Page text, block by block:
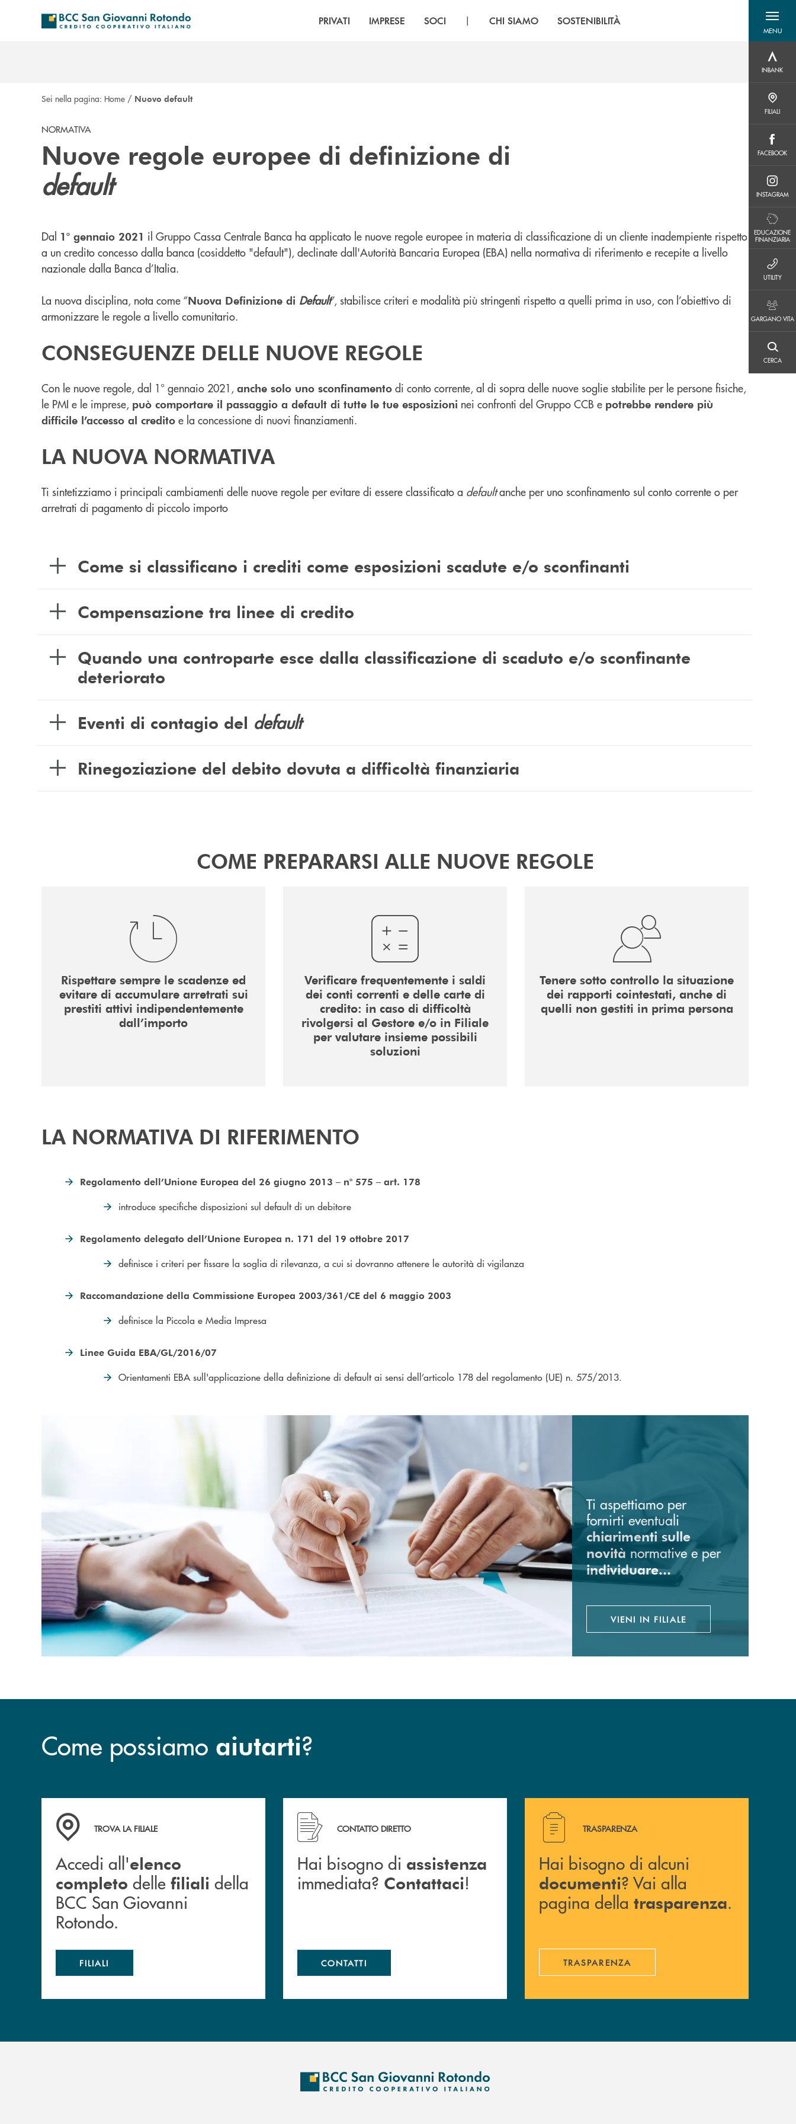
PRIVATI IMPRESE SOCI | CHI SIAMO SOSTENIBILITÀ
MENU
menu
INBANK
FILIALI
FACEBOOK
INSTAGRAM
EDUCAZIONE
FINANZIARIA
EDUCAZIONE FINANZIARIA
UTILITY
GARGANO VITA
CERCA
Sei nella pagina: Home / Nuovo default
NORMATIVA
Nuove regole europee di definizione di
default
Dal 1° gennaio 2021 il Gruppo Cassa Centrale Banca ha applicato le nuove regole europee in materia di classificazione di un cliente inadempiente rispetto
a un credito concesso dalla banca (cosiddetto "default"), declinate dall'Autorità Bancaria Europea (EBA) nella normativa di riferimento e recepite a livello
nazionale dalla Banca d’Italia.
La nuova disciplina, nota come “Nuova Definizione di Default”, stabilisce criteri e modalità più stringenti rispetto a quelli prima in uso, con l’obiettivo di
armonizzare le regole a livello comunitario.
CONSEGUENZE DELLE NUOVE REGOLE
Con le nuove regole, dal 1° gennaio 2021, anche solo uno sconfinamento di conto corrente, al di sopra delle nuove soglie stabilite per le persone fisiche,
le PMI e le imprese, può comportare il passaggio a default di tutte le tue esposizioni nei confronti del Gruppo CCB e potrebbe rendere più
difficile l’accesso al credito e la concessione di nuovi finanziamenti.
LA NUOVA NORMATIVA
Ti sintetizziamo i principali cambiamenti delle nuove regole per evitare di essere classificato a defaultanche per uno sconfinamento sul conto corrente o per
arretrati di pagamento di piccolo importo
Come si classificano i crediti come esposizioni scadute e/o sconfinanti
Compensazione tra linee di credito
Quando una controparte esce dalla classificazione di scaduto e/o sconfinante
deteriorato
Eventi di contagio del default
Rinegoziazione del debito dovuta a difficoltà finanziaria
COME PREPARARSI ALLE NUOVE REGOLE
Rispettare sempre le scadenze ed
evitare di accumulare arretrati sui
prestiti attivi indipendentemente
dall’importo
Verificare frequentemente i saldi
dei conti correnti e delle carte di
credito: in caso di difficoltà
rivolgersi al Gestore e/o in Filiale
per valutare insieme possibili
soluzioni
Tenere sotto controllo la situazione
dei rapporti cointestati, anche di
quelli non gestiti in prima persona
LA NORMATIVA DI RIFERIMENTO
Regolamento dell’Unione Europea del 26 giugno 2013 – n° 575 – art. 178
introduce specifiche disposizioni sul default di un debitore
Regolamento delegato dell’Unione Europea n. 171 del 19 ottobre 2017
definisce i criteri per fissare la soglia di rilevanza, a cui si dovranno attenere le autorità di vigilanza
Raccomandazione della Commissione Europea 2003/361/CE del 6 maggio 2003
definisce la Piccola e Media Impresa
Linee Guida EBA/GL/2016/07
Orientamenti EBA sull'applicazione della definizione di default ai sensi dell’articolo 178 del regolamento (UE) n. 575/2013.
Ti aspettiamo per
fornirti eventuali
chiarimenti sulle
novità normative e per
individuare...
VIENI IN FILIALE
Come possiamo aiutarti?
Accedi all' elenco completo delle filiali della BCC San Giovanni Rotondo.
TROVA LA FILIALE
Accedi all'elenco
completo delle filiali della
BCC San Giovanni
Rotondo.
FILIALI
Hai bisogno di assistenza immediata? Contattaci !
CONTATTO DIRETTO
Hai bisogno di assistenza
immediata? Contattaci!
CONTATTI
Hai bisogno di alcuni documenti ? Vai alla pagina della
TRASPARENZA
Hai bisogno di alcuni
documenti? Vai alla
pagina della trasparenza.
TRASPARENZA